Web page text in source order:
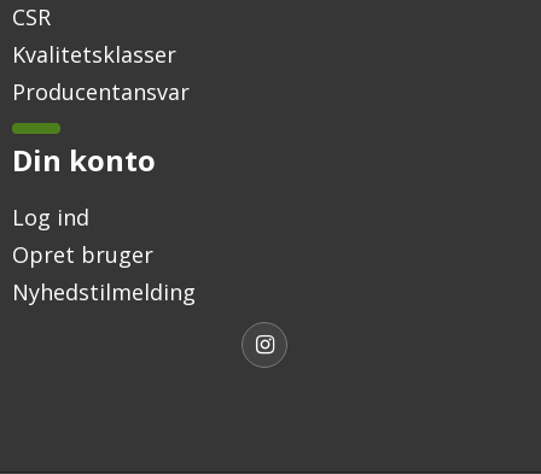
CSR
Kvalitetsklasser
Producentansvar
Din konto
Log ind
Opret bruger
Nyhedstilmelding